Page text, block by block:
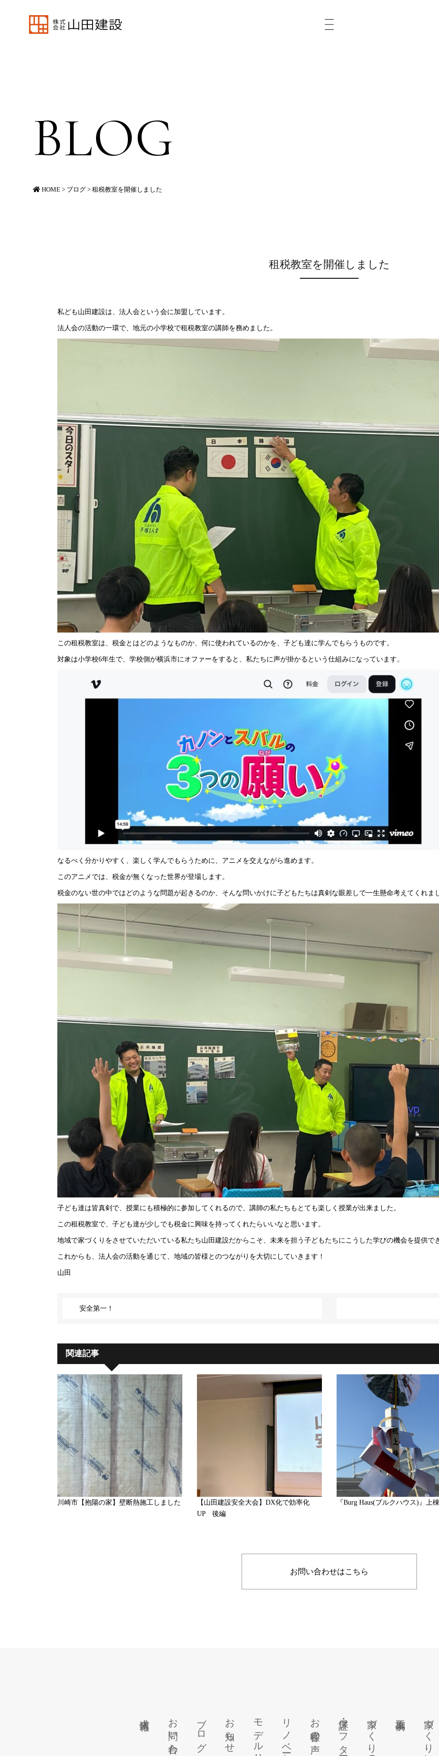
BLOG
HOME > ブログ >租税教室を開催しました
租税教室を開催しました
私ども山田建設は、法人会という会に加盟しています。
法人会の活動の一環で、地元の小学校で租税教室の講師を務めました。
この租税教室は、税金とはどのようなものか、何に使われているのかを、子ども達に学んでもらうものです。
対象は小学校6年生で、学校側が横浜市にオファーをすると、私たちに声が掛かるという仕組みになっています。
なるべく分かりやすく、楽しく学んでもらうために、アニメを交えながら進めます。
このアニメでは、税金が無くなった世界が登場します。
税金のない世の中ではどのような問題が起きるのか、そんな問いかけに子どもたちは真剣な眼差しで一生懸命考えてくれま
子ども達は皆真剣で、授業にも積極的に参加してくれるので、講師の私たちもとても楽しく授業が出来ました。
この租税教室で、子ども達が少しでも税金に興味を持ってくれたらいいなと思います。
地域で家づくりをさせていただいている私たち山田建設だからこそ、未来を担う子どもたちにこうした学びの機会を提供で
これからも、法人会の活動を通じて、地域の皆様とのつながりを大切にしていきます！
山田
安全第一！
関連記事
川崎市【抱陽の家】壁断熱施工しました
【山田建設安全大会】DX化で効率化
UP 後編
『Burg Haus(ブルクハウス)』上
お問い合わせはこちら
お問い合わせ ブログ お知らせ お客様の声 家づくりの流れ